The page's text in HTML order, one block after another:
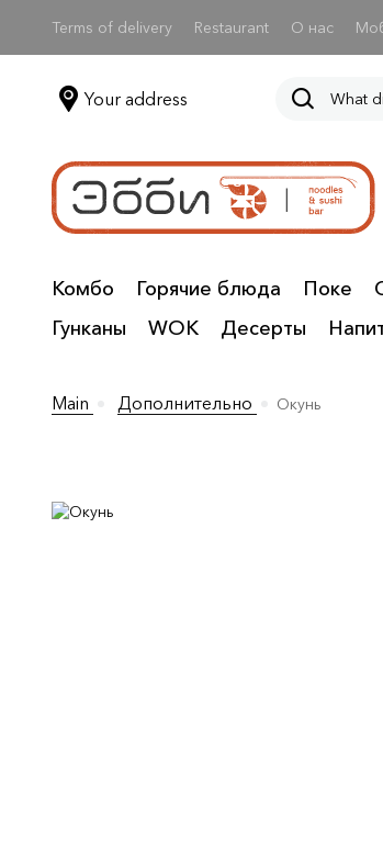
Terms of delivery Restaurant О нас
Your address
Комбо Горячие блюда Поке
Гунканы
WOK Десерты
Main Дополнительно Окунь